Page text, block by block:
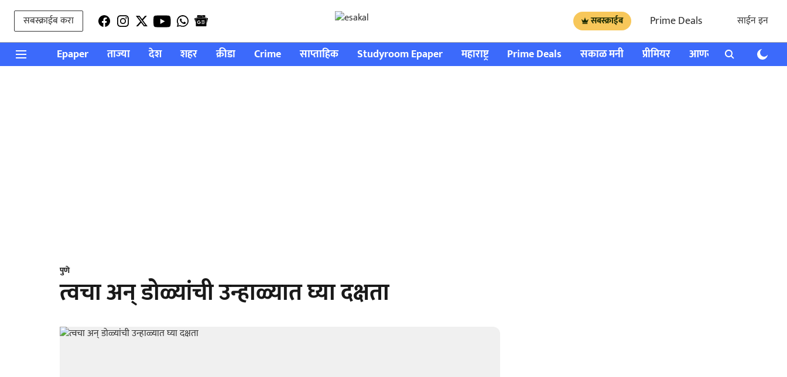
सबस्क्राईब करा सबस्क्राईब Prime Deals साईन इन
Epaper ताज्या देश शहर क्रीडा Crime साप्ताहिक Studyroom Epaper महाराष्ट्र Prime Deals सकाळ मनी प्रीमियर आणखी राशी भविष्य
पुणे
त्वचा अन् डोळ्यांची उन्हाळ्यात घ्या दक्षता